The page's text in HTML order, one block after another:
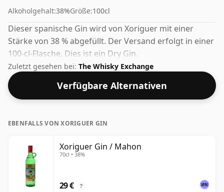
Alkoholgehalt:38%Größe:100cl
Dieser spanische Gin wird von Xoriguer mit einer
Stärke von 38 % abgefüllt. Der Versand erfolgt in einer
100-cl-Flasche. Dies ist ein Dry Gin.
Zuletzt gesehen bei: The Whisky Exchange
Verfügbare Alternativen
EBENFALLS VON XORIGUER GIN
Xoriguer Gin / Mahon
70cl • 38%
29 € ?